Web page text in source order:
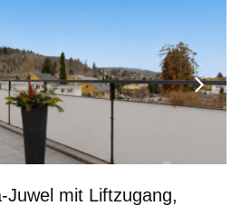
Juwel mit Liftzugang,